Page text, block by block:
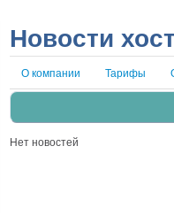
Новости
О компании Тарифы
Нет новостей